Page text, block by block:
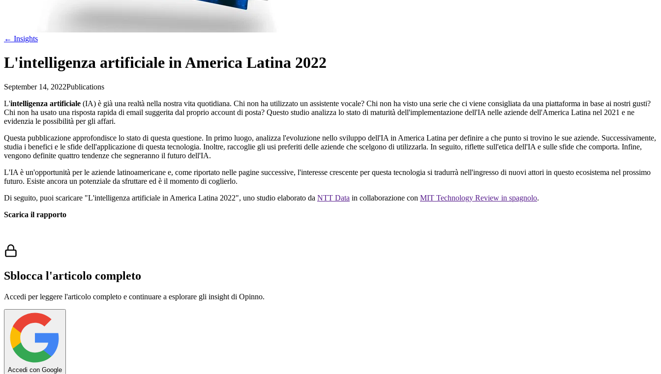
← Insights
L'intelligenza artificiale in America Latina 2022
September 14, 2022Publications
L'intelligenza artificiale (IA) è già una realtà nella nostra vita quotidiana. Chi non ha utilizzato un assistente vocale? Chi non ha visto una serie che ci viene consigliata da una piattaforma in base ai nostri gusti?
Chi non ha usato una risposta rapida di email suggerita dal proprio account di posta? Questo studio analizza lo stato di maturità dell'implementazione dell'IA nelle aziende dell'America Latina nel 2021 e ne
evidenzia le possibilità per gli affari.
Questa pubblicazione approfondisce lo stato di questa questione. In primo luogo, analizza l'evoluzione nello sviluppo dell'IA in America Latina per definire a che punto si trovino le sue aziende. Successivamente,
studia i benefici e le sfide dell'applicazione di questa tecnologia. Inoltre, raccoglie gli usi preferiti delle aziende che scelgono di utilizzarla. In seguito, riflette sull'etica dell'IA e sulle sfide che comporta. Infine,
vengono definite quattro tendenze che segneranno il futuro dell'IA.
L'IA è un'opportunità per le aziende latinoamericane e, come riportato nelle pagine successive, l'interesse crescente per questa tecnologia si tradurrà nell'ingresso di nuovi attori in questo ecosistema nel prossimo
futuro. Esiste ancora un potenziale da sfruttare ed è il momento di coglierlo.
Di seguito, puoi scaricare "L'intelligenza artificiale in America Latina 2022", uno studio elaborato da NTT Data in collaborazione con MIT Technology Review in spagnolo.
Scarica il rapporto
Sblocca l'articolo completo
Accedi per leggere l'articolo completo e continuare a esplorare gli insight di Opinno.
Accedi con Google